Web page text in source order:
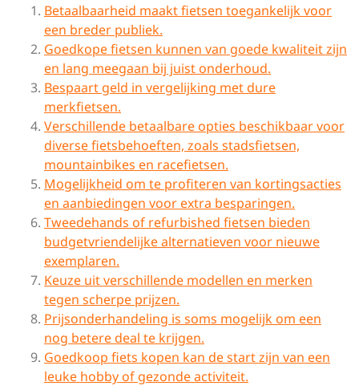
Betaalbaarheid maakt fietsen toegankelijk voor
een breder publiek.
Goedkope fietsen kunnen van goede kwaliteit zijn
en lang meegaan bij juist onderhoud.
Bespaart geld in vergelijking met dure
merkfietsen.
Verschillende betaalbare opties beschikbaar voor
diverse fietsbehoeften, zoals stadsfietsen,
mountainbikes en racefietsen.
Mogelijkheid om te profiteren van kortingsacties
en aanbiedingen voor extra besparingen.
Tweedehands of refurbished fietsen bieden
budgetvriendelijke alternatieven voor nieuwe
exemplaren.
Keuze uit verschillende modellen en merken
tegen scherpe prijzen.
Prijsonderhandeling is soms mogelijk om een
nog betere deal te krijgen.
Goedkoop fiets kopen kan de start zijn van een
leuke hobby of gezonde activiteit.